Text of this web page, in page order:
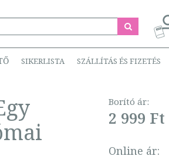
SIKERLISTA SZÁLLÍTÁS ÉS FIZETÉS
Borító ár:
2 999 Ft
Online ár: